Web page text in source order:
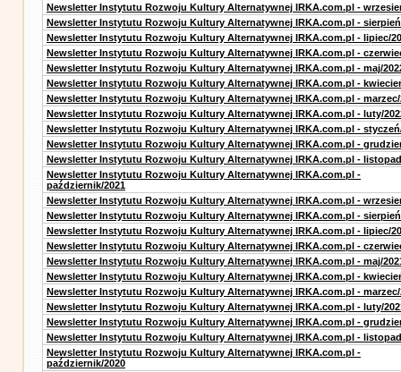
Newsletter Instytutu Rozwoju Kultury Alternatywnej IRKA.com.pl -
Newsletter Instytutu Rozwoju Kultury Alternatywnej IRKA.com.pl -
Newsletter Instytutu Rozwoju Kultury Alternatywnej IRKA.com.pl - lipiec/
Newsletter Instytutu Rozwoju Kultury Alternatywnej IRKA.com.pl -
Newsletter Instytutu Rozwoju Kultury Alternatywnej IRKA.com.pl - maj/
Newsletter Instytutu Rozwoju Kultury Alternatywnej IRKA.com.pl -
Newsletter Instytutu Rozwoju Kultury Alternatywnej IRKA.com.pl - marzec/
Newsletter Instytutu Rozwoju Kultury Alternatywnej IRKA.com.pl - luty/
Newsletter Instytutu Rozwoju Kultury Alternatywnej IRKA.com.pl -
Newsletter Instytutu Rozwoju Kultury Alternatywnej IRKA.com.pl -
Newsletter Instytutu Rozwoju Kultury Alternatywnej IRKA.com.pl -
Newsletter Instytutu Rozwoju Kultury Alternatywnej IRKA.com.pl -
październik/2021
Newsletter Instytutu Rozwoju Kultury Alternatywnej IRKA.com.pl -
Newsletter Instytutu Rozwoju Kultury Alternatywnej IRKA.com.pl -
Newsletter Instytutu Rozwoju Kultury Alternatywnej IRKA.com.pl - lipiec/
Newsletter Instytutu Rozwoju Kultury Alternatywnej IRKA.com.pl -
Newsletter Instytutu Rozwoju Kultury Alternatywnej IRKA.com.pl - maj/
Newsletter Instytutu Rozwoju Kultury Alternatywnej IRKA.com.pl -
Newsletter Instytutu Rozwoju Kultury Alternatywnej IRKA.com.pl - marzec/
Newsletter Instytutu Rozwoju Kultury Alternatywnej IRKA.com.pl - luty/
Newsletter Instytutu Rozwoju Kultury Alternatywnej IRKA.com.pl -
Newsletter Instytutu Rozwoju Kultury Alternatywnej IRKA.com.pl -
Newsletter Instytutu Rozwoju Kultury Alternatywnej IRKA.com.pl -
październik/2020